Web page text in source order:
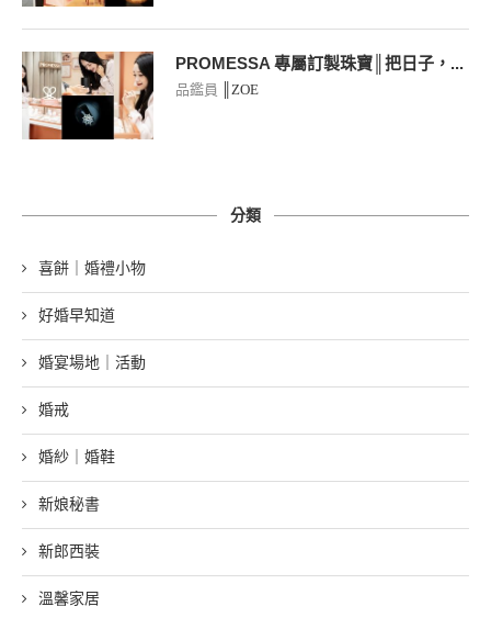
PROMESSA 專屬訂製珠寶║把日子，...
品鑑員 ║ZOE
分類
喜餅｜婚禮小物
好婚早知道
婚宴場地｜活動
婚戒
婚紗｜婚鞋
新娘秘書
新郎西裝
溫馨家居